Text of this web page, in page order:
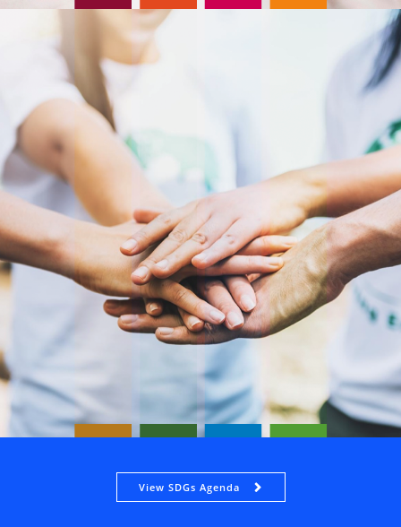
View SDGs Agenda